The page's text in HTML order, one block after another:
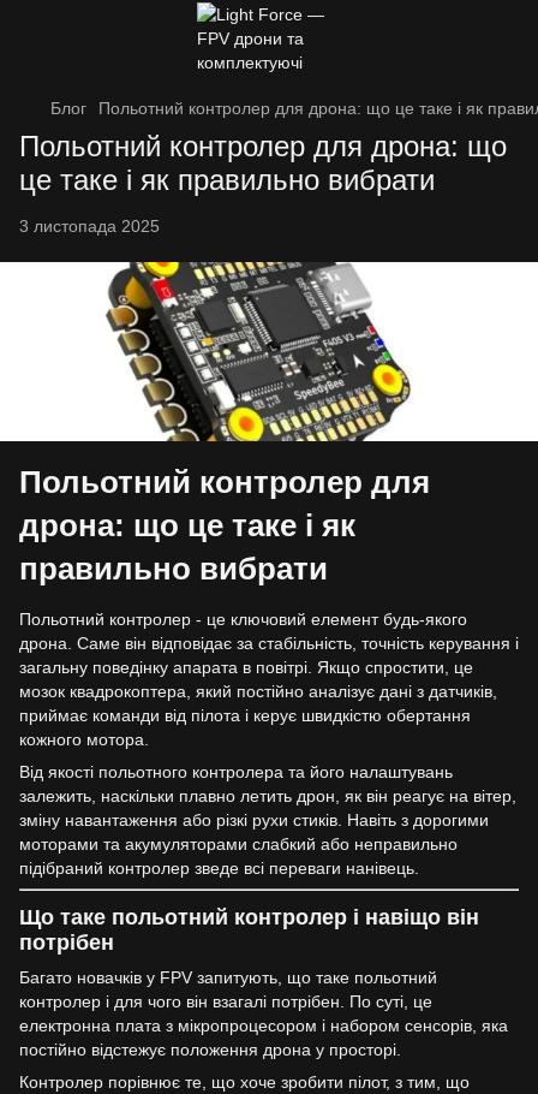
Блог Польотний контролер для дрона: що це таке і як
Польотний контролер для дрона: що
це таке і як правильно вибрати
3 листопада 2025
Польотний контролер для
дрона: що це таке і як
правильно вибрати
Польотний контролер - це ключовий елемент будь-якого
дрона. Саме він відповідає за стабільність, точність керування і
загальну поведінку апарата в повітрі. Якщо спростити, це
мозок квадрокоптера, який постійно аналізує дані з датчиків,
приймає команди від пілота і керує швидкістю обертання
кожного мотора.
Від якості польотного контролера та його налаштувань
залежить, наскільки плавно летить дрон, як він реагує на вітер,
зміну навантаження або різкі рухи стиків. Навіть з дорогими
моторами та акумуляторами слабкий або неправильно
підібраний контролер зведе всі переваги нанівець.
Що таке польотний контролер і навіщо він
потрібен
Багато новачків у FPV запитують, що таке польотний
контролер і для чого він взагалі потрібен. По суті, це
електронна плата з мікропроцесором і набором сенсорів, яка
постійно відстежує положення дрона у просторі.
Контролер порівнює те, що хоче зробити пілот, з тим, що